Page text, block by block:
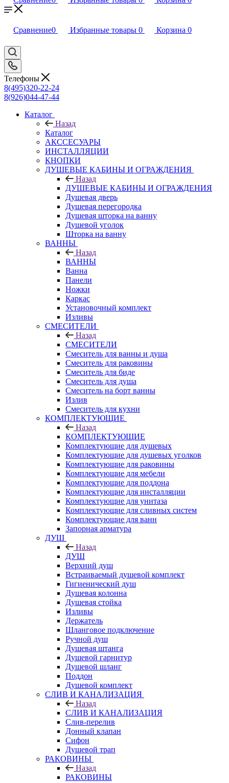
Сравнение0 Избранные товары 0 Корзина 0
Телефоны
8(495)320-22-24
8(926)044-47-44
Каталог
Назад
Каталог
АКССЕСУАРЫ
ИНСТАЛЛЯЦИИ
КНОПКИ
ДУШЕВЫЕ КАБИНЫ И ОГРАЖДЕНИЯ
Назад
ДУШЕВЫЕ КАБИНЫ И ОГРАЖДЕНИЯ
Душевая дверь
Душевая перегородка
Душевая шторка на ванну
Душевой уголок
Шторка на ванну
ВАННЫ
Назад
ВАННЫ
Ванна
Панели
Ножки
Каркас
Установочный комплект
Изливы
СМЕСИТЕЛИ
Назад
СМЕСИТЕЛИ
Смеситель для ванны и душа
Смеситель для раковины
Смеситель для биде
Смеситель для душа
Смеситель на борт ванны
Излив
Смеситель для кухни
КОМПЛЕКТУЮЩИЕ
Назад
КОМПЛЕКТУЮЩИЕ
Комплектующие для душевых
Комплектующие для душевых уголков
Комплектующие для раковины
Комплектующие для мебели
Комплектующие для поддона
Комплектующие для инсталляции
Комплектующие для унитаза
Комплектующие для сливных систем
Комплектующие для ванн
Запорная арматура
ДУШ
Назад
ДУШ
Верхний душ
Встраиваемый душевой комплект
Гигиенический душ
Душевая колонна
Душевая стойка
Изливы
Держатель
Шланговое подключение
Ручной душ
Душевая штанга
Душевой гарнитур
Душевой шланг
Поддон
Душевой комплект
СЛИВ И КАНАЛИЗАЦИЯ
Назад
СЛИВ И КАНАЛИЗАЦИЯ
Слив-перелив
Донный клапан
Сифон
Душевой трап
РАКОВИНЫ
Назад
РАКОВИНЫ